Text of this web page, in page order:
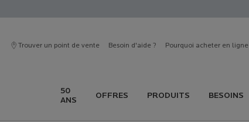
Trouver un point de vente Besoin d'aide ? Pourquoi acheter en ligne
50
ANS
OFFRES PRODUITS BESOINS